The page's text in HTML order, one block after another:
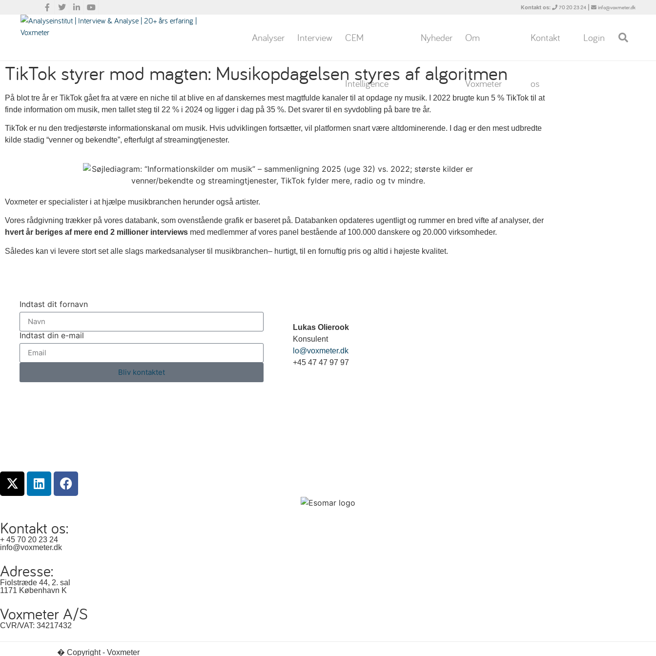
Kontakt os: 70 20 23 24 | info@voxmeter.dk
Analyser Interview CEM
Intelligence
Nyheder Om
Voxmeter
Kontakt
os
Login
TikTok styrer mod magten: Musikopdagelsen styres af algoritmen
På blot tre år er TikTok gået fra at være en niche til at blive en af danskernes mest magtfulde kanaler til at opdage ny musik. I 2022 brugte kun 5 % TikTok til at
finde information om musik, men tallet steg til 22 % i 2024 og ligger i dag på 35 %. Det svarer til en syvdobling på bare tre år.
TikTok er nu den tredjestørste informationskanal om musik. Hvis udviklingen fortsætter, vil platformen snart være altdominerende. I dag er den mest udbredte
kilde stadig “venner og bekendte”, efterfulgt af streamingtjenester.
Voxmeter er specialister i at hjælpe musikbranchen herunder også artister.
Vores rådgivning trækker på vores databank, som ovenstående grafik er baseret på. Databanken opdateres ugentligt og rummer en bred vifte af analyser, der
hvert år beriges af mere end 2 millioner interviews med medlemmer af vores panel bestående af 100.000 danskere og 20.000 virksomheder.
Således kan vi levere stort set alle slags markedsanalyser til musikbranchen– hurtigt, til en fornuftig pris og altid i højeste kvalitet.
Indtast dit fornavn
Indtast din e-mail
Bliv kontaktet
Lukas Olierook
Konsulent
lo@voxmeter.dk
+45 47 47 97 97
Kontakt os:
+ 45 70 20 23 24
info@voxmeter.dk
Adresse:
Fiolstræde 44, 2. sal
1171 København K
Voxmeter A/S
CVR/VAT: 34217432
� Copyright - Voxmeter